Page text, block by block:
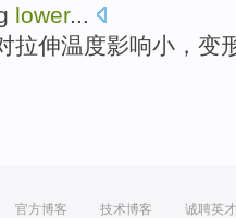
lower...
拉伸温度影响小 ，变
官方博客 技术博客 诚聘英才